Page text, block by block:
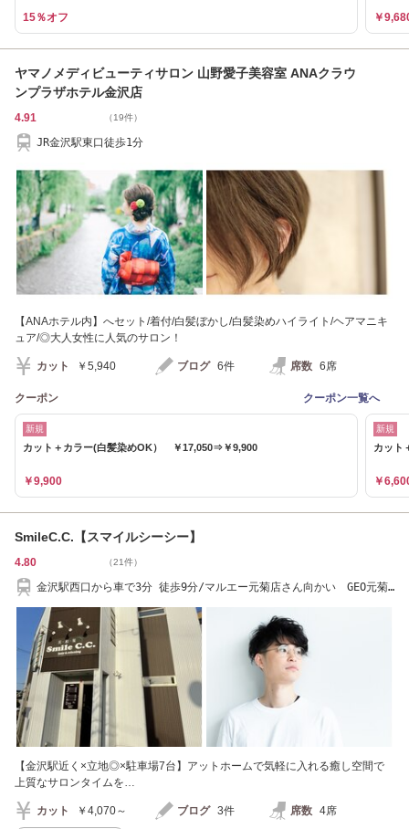
15％オフ ￥
ヤマノメディビューティサロン 山野愛子美容室 ANAクラウ
ンプラザホテル金沢店
4.91 （19件）
JR金沢駅東口徒歩1分
【ANAホテル内】へセット/着付/白髪ぼかし/白髪染めハイライト/ヘアマニキ
ュア/◎大人女性に人気のサロン！
カット ￥5,940 ブログ 6件 席数 6席
クーポン クーポン一覧へ
新規
カット＋カラー(白髪染めOK） ￥17,050⇒￥9,900
￥9,900
新規
カット
￥
SmileC.C.【スマイルシーシー】
4.80 （21件）
金沢駅西口から車で3分 徒歩9分/マルエー元菊店さん向かい GEO元菊
【金沢駅近く×立地◎×駐車場7台】アットホームで気軽に入れる癒し空間で
上質なサロンタイムを…
カット ￥4,070～ ブログ 3件 席数 4席